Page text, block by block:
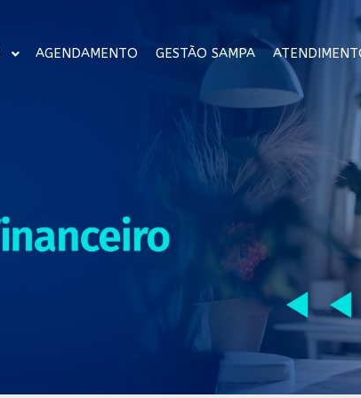
AGENDAMENTO GESTÃO SAMPA